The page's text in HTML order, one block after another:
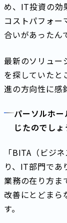
め、IT投資の効
コストパフォー
合いがあったん
最新のソリュー
を探していたと
進の方向性に感
パーソルホ
じたのでしょ
「BITA（ビジ
り、IT部門であ
業務の在り方ま
改善にとどまら
す。